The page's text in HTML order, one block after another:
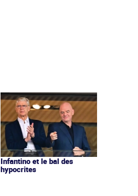
Infantino et le bal des
hypocrites